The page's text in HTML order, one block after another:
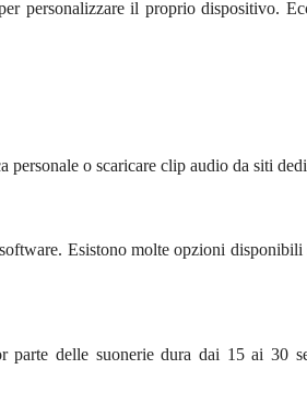
personalizzare il proprio dispositivo.
personale o scaricare clip audio da siti
Esistono molte opzioni disponibili
parte delle suonerie dura dai 15 ai 30